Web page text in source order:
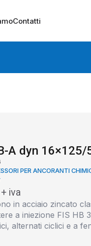
Contatti
A dyn 16×125/
PER ANCORANTI
+ iva
in acciaio zincato
a iniezione FIS HB
alternati ciclici e a